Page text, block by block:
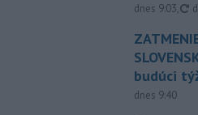
dnes 9:03,
budúci
dnes 9:40